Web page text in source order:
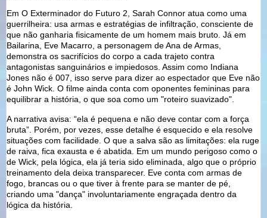
Em O Exterminador do Futuro 2, Sarah Connor atua como uma
guerrilheira: usa armas e estratégias de infiltração, consciente de
que não ganharia fisicamente de um homem mais bruto. Já em
Bailarina, Eve Macarro, a personagem de Ana de Armas,
demonstra os sacrifícios do corpo a cada trajeto contra
antagonistas sanguinários e impiedosos. Assim como Indiana
Jones não é 007, isso serve para dizer ao espectador que Eve não
é John Wick. O filme ainda conta com oponentes femininas para
equilibrar a história, o que soa como um "roteiro suavizado".
A narrativa avisa: “ela é pequena e não deve contar com a força
bruta”. Porém, por vezes, esse detalhe é esquecido e ela resolve
situações com facilidade. O que a salva são as limitações: ela ruge
de raiva, fica exausta e é abatida. Em um mundo perigoso como o
de Wick, pela lógica, ela já teria sido eliminada, algo que o próprio
treinamento dela deixa transparecer. Eve conta com armas de
fogo, brancas ou o que tiver à frente para se manter de pé,
criando uma "dança" involuntariamente engraçada dentro da
lógica da história.